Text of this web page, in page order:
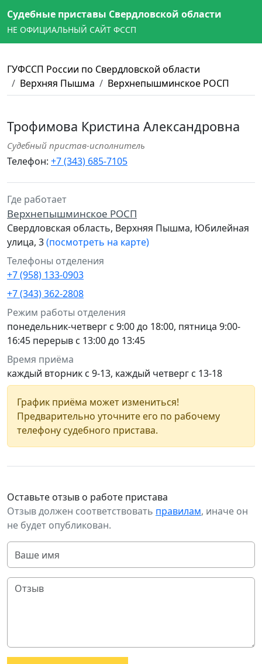
Судебные приставы Свердловской области
НЕ ОФИЦИАЛЬНЫЙ САЙТ ФССП
ГУФССП России по Свердловской области
Верхняя Пышма
Верхнепышминское РОСП
Трофимова Кристина Александровна
Судебный пристав-исполнитель
Телефон: +7 (343) 685-7105
Где работает
Верхнепышминское РОСП
Свердловская область, Верхняя Пышма, Юбилейная
улица, 3(посмотреть на карте)
Телефоны отделения
+7 (958) 133-0903
+7 (343) 362-2808
Режим работы отделения
понедельник-четверг с 9:00 до 18:00, пятница 9:00-
16:45 перерыв с 13:00 до 13:45
Время приёма
каждый вторник с 9-13, каждый четверг с 13-18
График приёма может измениться!
Предварительно уточните его по рабочему
телефону судебного пристава.
Оставьте отзыв о работе пристава
Отзыв должен соответствовать правилам, иначе он
не будет опубликован.